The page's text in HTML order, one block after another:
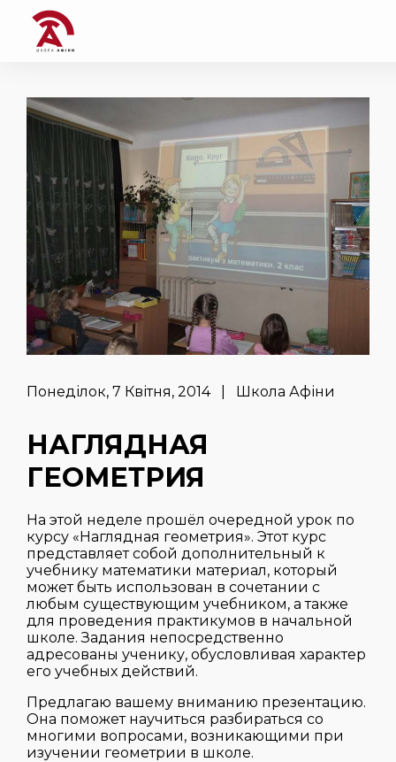
Понеділок, 7 Квітня, 2014 | Школа Афіни
НАГЛЯДНАЯ
ГЕОМЕТРИЯ
На этой неделе прошёл очередной урок по
курсу «Наглядная геометрия». Этот курс
представляет собой дополнительный к
учебнику математики материал, который
может быть использован в сочетании с
любым существующим учебником, а также
для проведения практикумов в начальной
школе. Задания непосредственно
адресованы ученику, обусловливая характер
его учебных действий.
Предлагаю вашему вниманию презентацию.
Она поможет научиться разбираться со
многими вопросами, возникающими при
изучении геометрии в школе.